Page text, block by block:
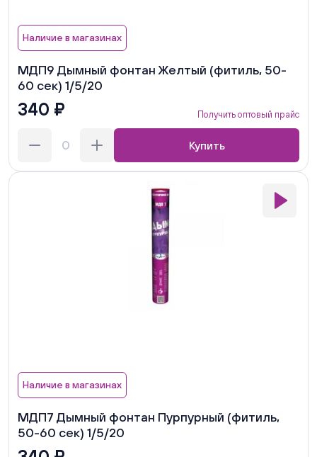
Наличие в магазинах
МДП9 Дымный фонтан Желтый (фитиль, 50-
60 сек) 1/5/20
340 ₽ Получить оптовый прайс
Купить
Наличие в магазинах
МДП7 Дымный фонтан Пурпурный (фитиль,
50-60 сек) 1/5/20